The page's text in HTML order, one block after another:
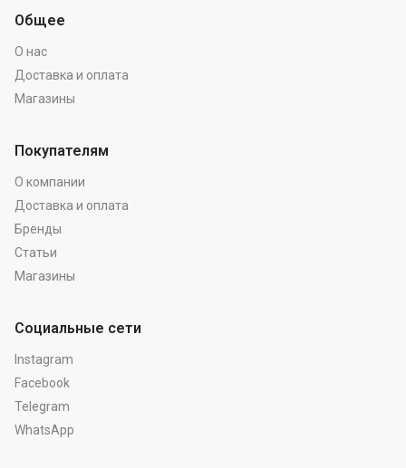
Общее
О нас
Доставка и оплата
Магазины
Покупателям
О компании
Доставка и оплата
Бренды
Статьи
Магазины
Социальные сети
Instagram
Facebook
Telegram
WhatsApp